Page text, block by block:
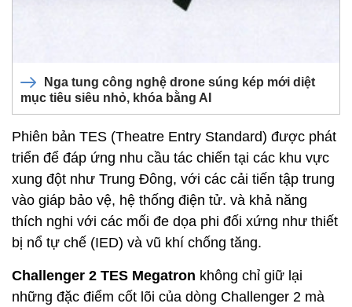
Nga tung công nghệ drone súng kép mới diệt
mục tiêu siêu nhỏ, khóa bằng AI
Phiên bản TES (Theatre Entry Standard) được phát
triển để đáp ứng nhu cầu tác chiến tại các khu vực
xung đột như Trung Đông, với các cải tiến tập trung
vào giáp bảo vệ, hệ thống điện tử. và khả năng
thích nghi với các mối đe dọa phi đối xứng như thiết
bị nổ tự chế (IED) và vũ khí chống tăng.
Challenger 2 TES Megatron không chỉ giữ lại
những đặc điểm cốt lõi của dòng Challenger 2 mà